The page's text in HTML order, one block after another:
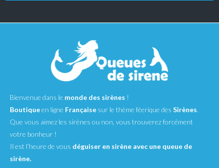
Bienvenue dans le monde des sirènes !
Boutiqueen ligne Française sur le thème féerique des Sirènes.
Que vous aimez les sirènes ou non, vous trouverez forcément
votre bonheur !
Il est l’heure de vous déguiser en sirène avec une queue de
sirène.